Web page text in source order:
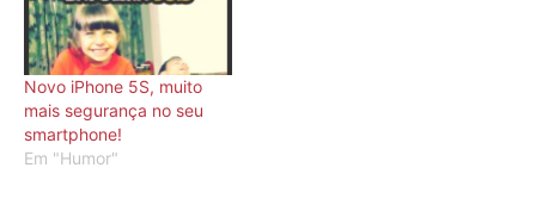
Novo iPhone 5S, muito
mais segurança no seu
smartphone!
Em "Humor"